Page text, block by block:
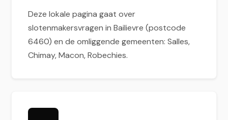
Deze lokale pagina gaat over
slotenmakersvragen in Bailievre (postcode
6460) en de omliggende gemeenten: Salles,
Chimay, Macon, Robechies.